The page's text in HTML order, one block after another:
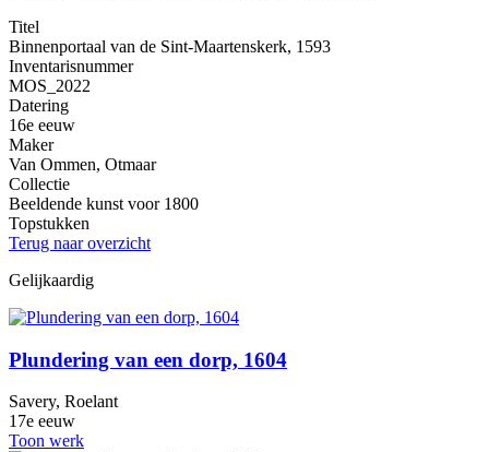
Titel
Binnenportaal van de Sint-Maartenskerk, 1593
Inventarisnummer
MOS_2022
Datering
16e eeuw
Maker
Van Ommen, Otmaar
Collectie
Beeldende kunst voor 1800
Topstukken
Terug naar overzicht
Gelijkaardig
Plundering van een dorp, 1604
Savery, Roelant
17e eeuw
Toon werk